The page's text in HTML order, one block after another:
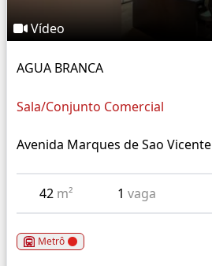
Vídeo
AGUA BRANCA
Sala/Conjunto Comercial
Avenida Marques de Sao Vicente
42 m² 1 vaga
Metrô